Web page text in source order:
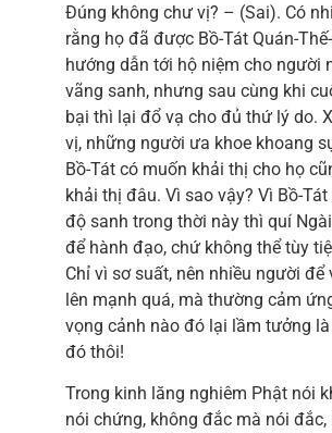
Đúng không chư vị? – (Sai). Có
rằng họ đã được Bồ-Tát Quán-
hướng dẫn tới hộ niệm cho người
vãng sanh, nhưng sau cùng khi
bại thì lại đổ vạ cho đủ thứ lý do.
vị, những người ưa khoe khoang
Bồ-Tát có muốn khải thị cho họ
khải thị đâu. Vì sao vậy? Vì Bồ-
độ sanh trong thời này thì quí
để hành đạo, chứ không thể tùy
Chỉ vì sơ suất, nên nhiều người
lên mạnh quá, mà thường cảm
vọng cảnh nào đó lại lầm tưởng
đó thôi!
Trong kinh lăng nghiêm Phật nói
nói chứng, không đắc mà nói